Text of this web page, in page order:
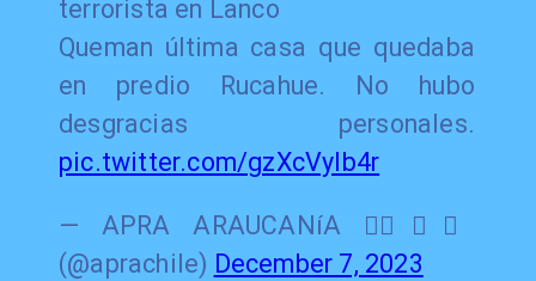
terrorista en Lanco
Queman última casa que quedaba
en predio Rucahue. No hubo
desgracias personales.
pic.twitter.com/gzXcVylb4r
— APRA ARAUCANíA 👍🏽🇨🇱
(@aprachile) December 7, 2023